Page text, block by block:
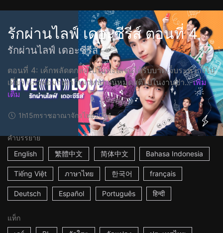
รักผ่านไลฟ์ เดอะซีรีส์ ตอนที่ 4
รักผ่านไลฟ์ เดอะซีรีส์
ตอนที่ 4: เค้กพลัดตกลงไปในทะเลจนได้รับบาดเจ็บระหว่างไป
เที่ยว แล้วต่อมาเขาก็เมาหนักจนหมดสติไปในงานปา... เพิ่ม
เติม
1h15mราชอาณาจักรไทย2024
คำบรรยาย
English
繁體中文 简体中文 Bahasa Indonesia
Tiếng Việt ภาษาไทย 한국어 français
Deutsch Español Português हिन्दी
แท็ก